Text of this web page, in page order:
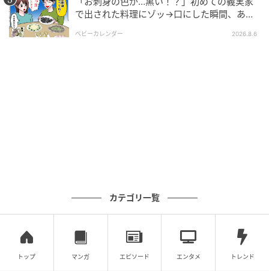
で出された料理にゾッ→口にした瞬間、あ
ベビーカレンダー 2026.8.6
カテゴリ一覧
トップ マンガ エピソード エンタメ トレンド